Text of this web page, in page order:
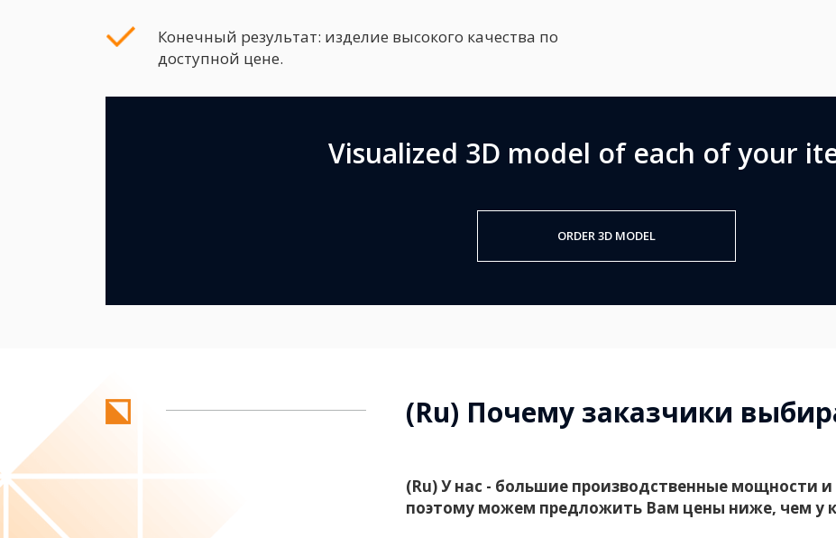
Конечный результат: изделие высокого качества по
доступной цене.
Visualized 3D model of each of your
ORDER 3D MODEL
(Ru) Почему заказчики
(Ru) У нас - большие производственные мощности
поэтому можем предложить Вам цены ниже, чем у